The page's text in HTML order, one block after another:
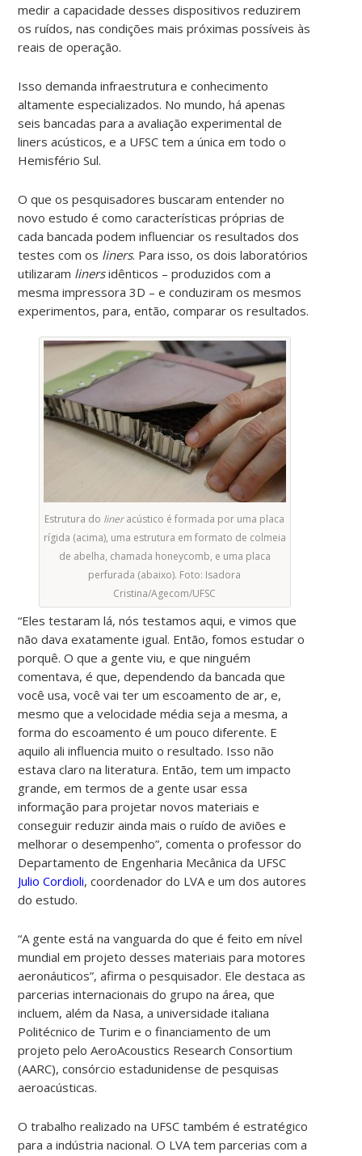
medir a capacidade desses dispositivos reduzirem
os ruídos, nascondições mais próximas possíveis às
reais de operação.
Isso demanda infraestrutura e conhecimento
altamente especializados. No mundo, há apenas
seis bancadas para a avaliação experimental de
liners acústicos, e a UFSC tem a única em todo o
Hemisfério Sul.
O que os pesquisadores buscaram entender no
novo estudo é como características próprias de
cada bancada podem influenciar os resultados dos
testes com os liners. Para isso, os dois laboratórios
utilizaram linersidênticos – produzidos com a
mesma impressora 3D – e conduziram os mesmos
experimentos, para, então, comparar os resultados.
Estrutura do lineracústico é formada por uma placa
rígida (acima), uma estrutura em formato de colmeia
de abelha, chamada honeycomb, e uma placa
perfurada (abaixo). Foto: Isadora
Cristina/Agecom/UFSC
“Eles testaram lá, nós testamos aqui, e vimos que
não dava exatamente igual. Então, fomos estudar o
porquê. O que a gente viu, e que ninguém
comentava, é que, dependendo da bancada que
você usa, você vai ter um escoamento de ar, e,
mesmo que a velocidade média seja a mesma, a
forma do escoamento é um pouco diferente. E
aquilo ali influencia muito o resultado. Isso não
estava claro na literatura. Então, tem um impacto
grande, em termos de a gente usar essa
informação para projetar novos materiais e
conseguir reduzir ainda mais o ruído de aviões e
melhorar o desempenho”, comenta o professor do
Departamento de Engenharia Mecânica da UFSC
Julio Cordioli, coordenador do LVA e um dos autores
do estudo.
“A gente está na vanguarda do que é feito em nível
mundial em projeto desses materiais para motores
aeronáuticos”, afirma o pesquisador. Ele destaca as
parcerias internacionais do grupo na área, que
incluem, além da Nasa, a universidade italiana
Politécnico de Turim e o financiamento de um
projeto pelo AeroAcoustics Research Consortium
(AARC), consórcio estadunidense de pesquisas
aeroacústicas.
O trabalho realizado na UFSC também é estratégico
para a indústria nacional. O LVA tem parcerias com a